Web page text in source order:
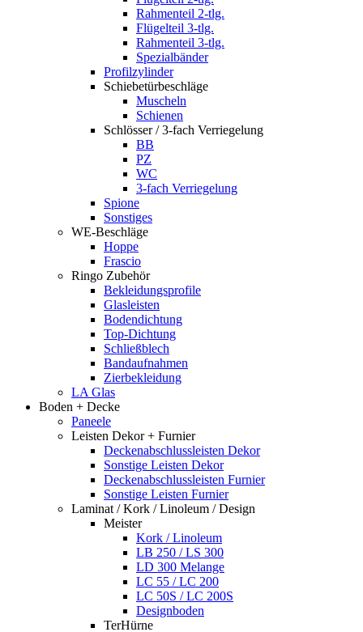
Rahmenteil 2-tlg.
Flügelteil 3-tlg.
Rahmenteil 3-tlg.
Spezialbänder
Profilzylinder
Schiebetürbeschläge
Muscheln
Schienen
Schlösser / 3-fach Verriegelung
BB
PZ
WC
3-fach Verriegelung
Spione
Sonstiges
WE-Beschläge
Hoppe
Frascio
Ringo Zubehör
Bekleidungsprofile
Glasleisten
Bodendichtung
Top-Dichtung
Schließblech
Bandaufnahmen
Zierbekleidung
LA Glas
Boden + Decke
Paneele
Leisten Dekor + Furnier
Deckenabschlussleisten Dekor
Sonstige Leisten Dekor
Deckenabschlussleisten Furnier
Sonstige Leisten Furnier
Laminat / Kork / Linoleum / Design
Meister
Kork / Linoleum
LB 250 / LS 300
LD 300 Melange
LC 55 / LC 200
LC 50S / LC 200S
Designboden
TerHürne